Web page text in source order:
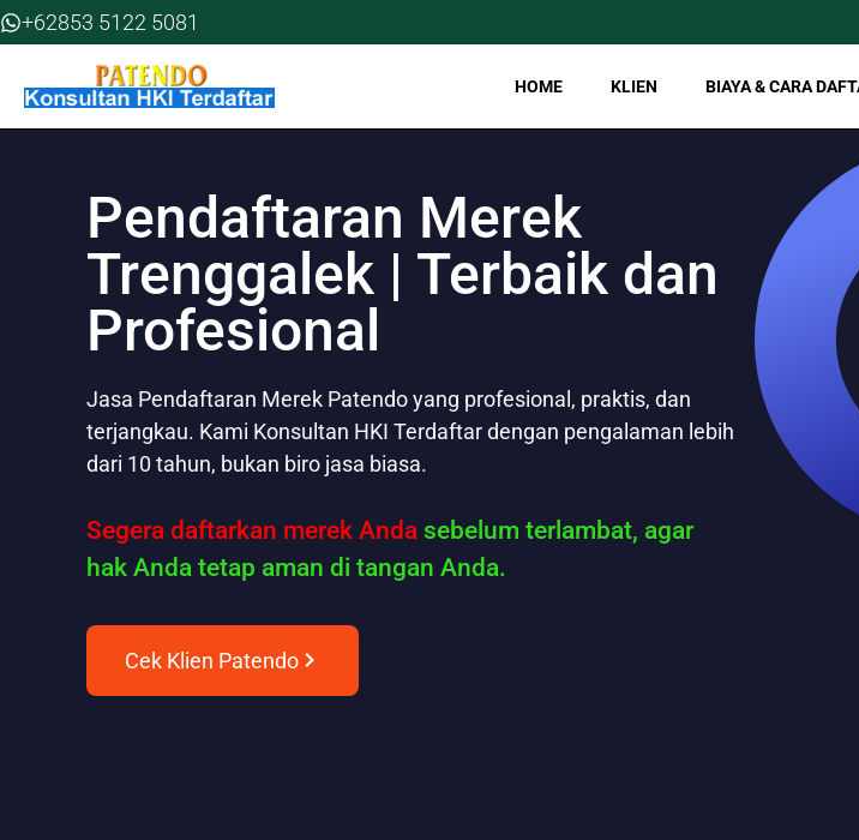
Skip
to
+62853 5122 5081
HOME KLIEN BIAYA & CARA
Pendaftaran Merek
Trenggalek | Terbaik dan
Profesional
Jasa Pendaftaran Merek Patendo yang profesional, praktis, dan
terjangkau. Kami Konsultan HKI Terdaftar dengan pengalaman lebih
dari 10 tahun, bukan biro jasa biasa.
Segera daftarkan merek Anda sebelum terlambat, agar
hak Anda tetap aman di tangan Anda.
Cek Klien Patendo